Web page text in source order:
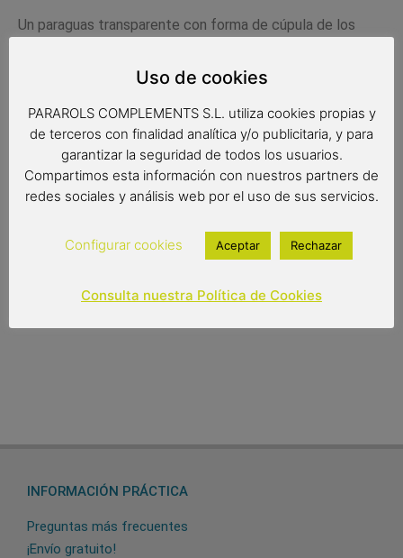
Un paraguas transparente con forma de cúpula de los
Un paraguas divertido y muy práctico para los días de
Medidas:
Radio: 42 cm.
Diámetro: 64 cm.
€
INFORMACIÓN PRÁCTICA
Preguntas más frecuentes
¡Envío gratuito!
Uso de cookies
PARAROLS COMPLEMENTS S.L. utiliza cookies propias y
de terceros con finalidad analítica y/o publicitaria, y para
garantizar la seguridad de todos los usuarios.
Compartimos esta información con nuestros partners de
redes sociales y análisis web por el uso de sus servicios.
Configurar cookies Aceptar Rechazar
Consulta nuestra Política de Cookies